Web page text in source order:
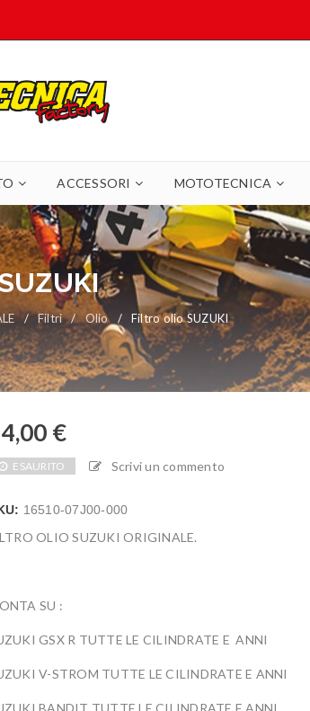
ACCESSORI MOTOTECNICA
/ Filtri / Olio / Filtro olio SUZUKI
€
ESAURITO Scrivi un commento
16510-07J00-000
OLIO SUZUKI ORIGINALE.
SU :
GSX R TUTTE LE CILINDRATE E ANNI
V-STROM TUTTE LE CILINDRATE E ANNI
BANDIT TUTTE LE CILINDRATE E ANNI